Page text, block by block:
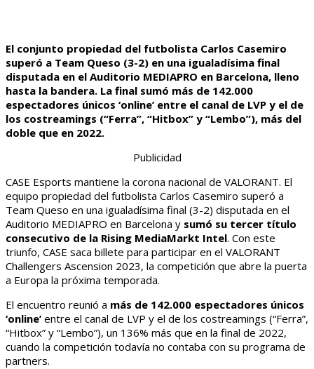
El conjunto propiedad del futbolista Carlos Casemiro
superó a Team Queso (3-2) en una igualadísima final
disputada en el Auditorio MEDIAPRO en Barcelona, lleno
hasta la bandera. La final sumó más de 142.000
espectadores únicos ‘online’ entre el canal de LVP y el de
los costreamings (“Ferra”, “Hitbox” y “Lembo”), más del
doble que en 2022.
Publicidad
CASE Esports mantiene la corona nacional de VALORANT. El
equipo propiedad del futbolista Carlos Casemiro superó a
Team Queso en una igualadísima final (3-2) disputada en el
Auditorio MEDIAPRO en Barcelona y sumó su tercer título
consecutivo de la Rising MediaMarkt Intel. Con este
triunfo, CASE saca billete para participar en el VALORANT
Challengers Ascension 2023, la competición que abre la puerta
a Europa la próxima temporada.
El encuentro reunió a más de 142.000 espectadores únicos
‘online’ entre el canal de LVP y el de los costreamings (“Ferra”,
“Hitbox” y “Lembo”), un 136% más que en la final de 2022,
cuando la competición todavía no contaba con su programa de
partners.